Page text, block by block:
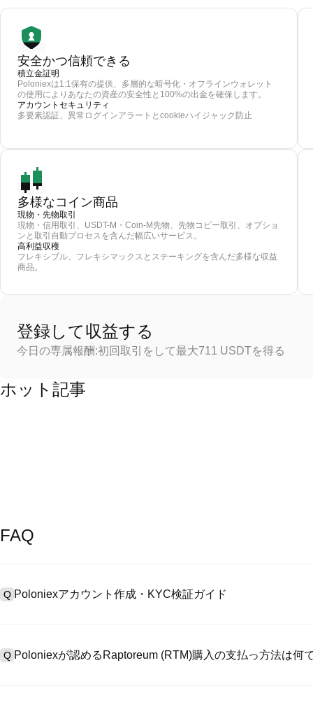
安全かつ信頼できる
積立金証明
Poloniexは1:1保有の提供、多層的な暗号化・オフラインウォレット
の使用によりあなたの資産の安全性と100%の出金を確保します。
アカウントセキュリティ
多要素認証、異常ログインアラートとcookieハイジャック防止
多様なコイン商品
現物・先物取引
現物・信用取引、USDT-M・Coin-M先物、先物コピー取引、オプショ
ンと取引自動プロセスを含んだ幅広いサービス。
高利益収穫
フレキシブル、フレキシマックスとステーキングを含んだ多様な収益
商品。
登録して収益する
今日の専属報酬:初回取引をして最大711 USDTを得る
ホット記事
FAQ
Q Poloniexアカウント作成・KYC検証ガイド
>「安全性」へ有効ID証明をアップし、自撮りしてKYC検証を完成
Q Poloniexが認めるRaptoreum (RTM)購入の支払っ方法は何